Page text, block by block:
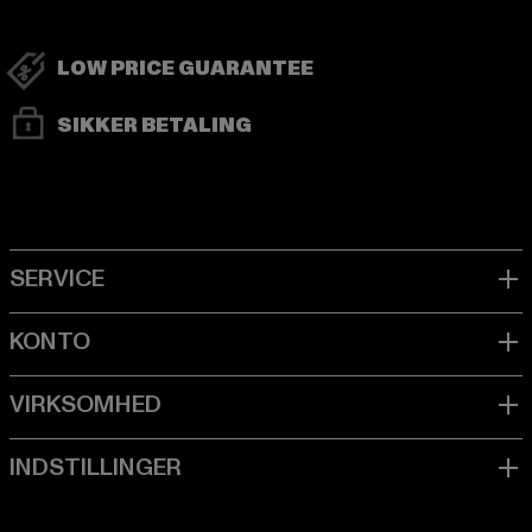
LOW PRICE GUARANTEE
SIKKER BETALING